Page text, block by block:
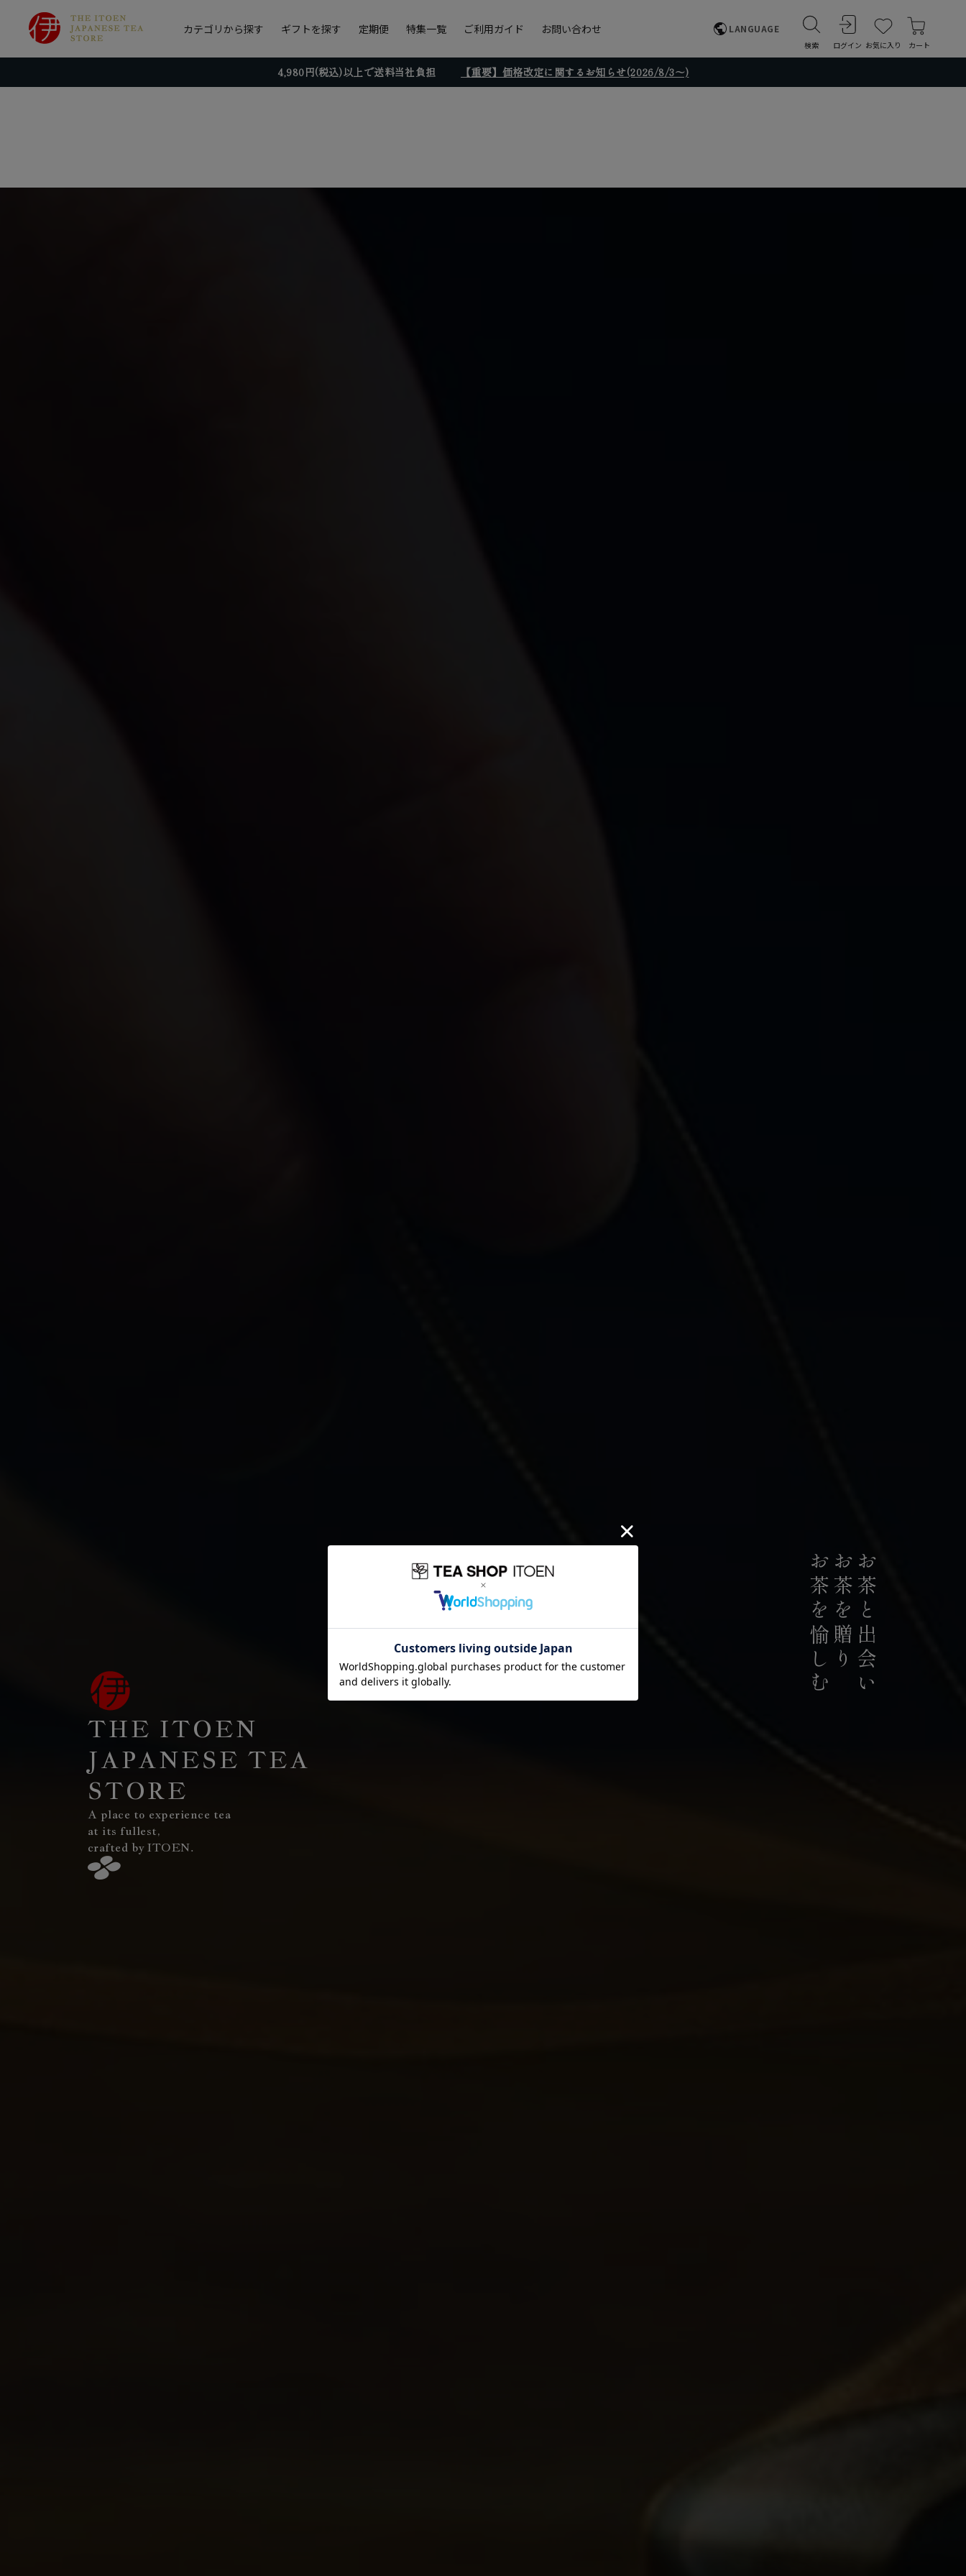
カテゴリから探す ギフトを探す 定期便 特集一覧 ご利用ガイド お問い合わせ LANGUAGE
検索 ログイン お気に入り カート
4,980円(税込)以上で送料当社負担 【重要】価格改定に関するお知らせ(2026/8/3～)
お茶と出会い
お茶を贈り
お茶を愉しむ
THE ITOEN
JAPANESE TEA
STORE
A place to experience tea
at its fullest,
crafted by ITOEN.
どんなに時代が揺れ動いても 高品質なお茶を、
みなさまのもとへ、お届けする。
果たし続けてきた使命です。
お茶のリーディングカンパニーとして
持続可能な茶農業の発展に貢
積極的に推進していま